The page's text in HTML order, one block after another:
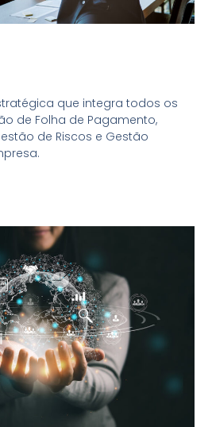
que integra todos os
de Folha de Pagamento,
de Riscos e Gestão